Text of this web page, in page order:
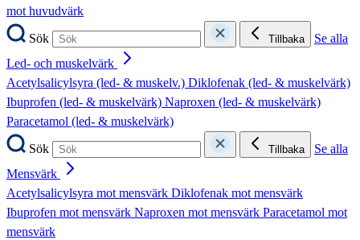
mot huvudvärk
Sök
Tillbaka
Se alla
Led- och muskelvärk
Acetylsalicylsyra (led- & muskelv.) Diklofenak (led- & muskelvärk)
Ibuprofen (led- & muskelvärk) Naproxen (led- & muskelvärk)
Paracetamol (led- & muskelvärk)
Sök
Tillbaka
Se alla
Mensvärk
Acetylsalicylsyra mot mensvärk Diklofenak mot mensvärk
Ibuprofen mot mensvärk Naproxen mot mensvärk Paracetamol mot
mensvärk